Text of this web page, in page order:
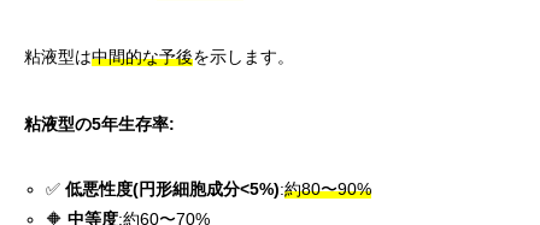
粘液型は中間的な予後を示します。
粘液型の5年生存率:
✅低悪性度(円形細胞成分<5%):約80〜90%
🔶中等度:約60〜70%